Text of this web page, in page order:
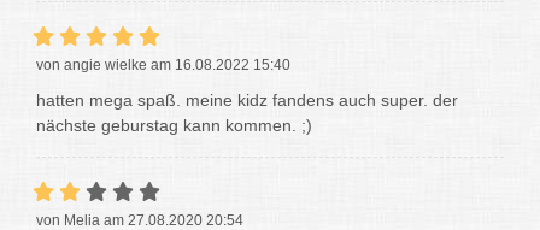
von angie wielke am 16.08.2022 15:40
hatten mega spaß. meine kidz fandens auch super. der
nächste geburstag kann kommen. ;)
von Melia am 27.08.2020 20:54